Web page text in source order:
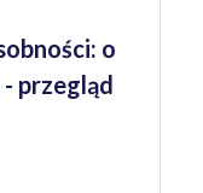
o
przegląd